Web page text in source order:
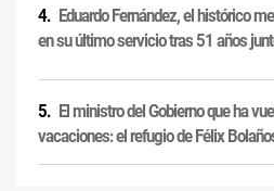
Eduardo Fernández, el histórico
en su último servicio tras 51 años
El ministro del Gobierno que ha
vacaciones: el refugio de Félix